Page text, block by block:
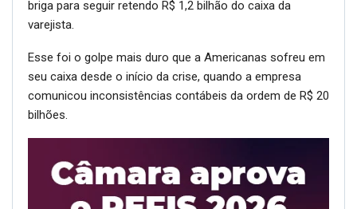
briga para seguir retendo R$ 1,2 bilhão do caixa da
varejista.
Esse foi o golpe mais duro que a Americanas sofreu em
seu caixa desde o início da crise, quando a empresa
comunicou inconsistências contábeis da ordem de R$ 20
bilhões.